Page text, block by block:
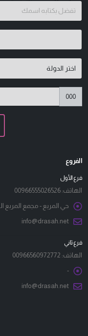
000
الفروع
فرع الأول
الهاتف: 00966555026526
حي المربع - مجمع المربع
info@drasah.net
فرع ثاني
الهاتف: 00966560972772
-
info@drasah.net